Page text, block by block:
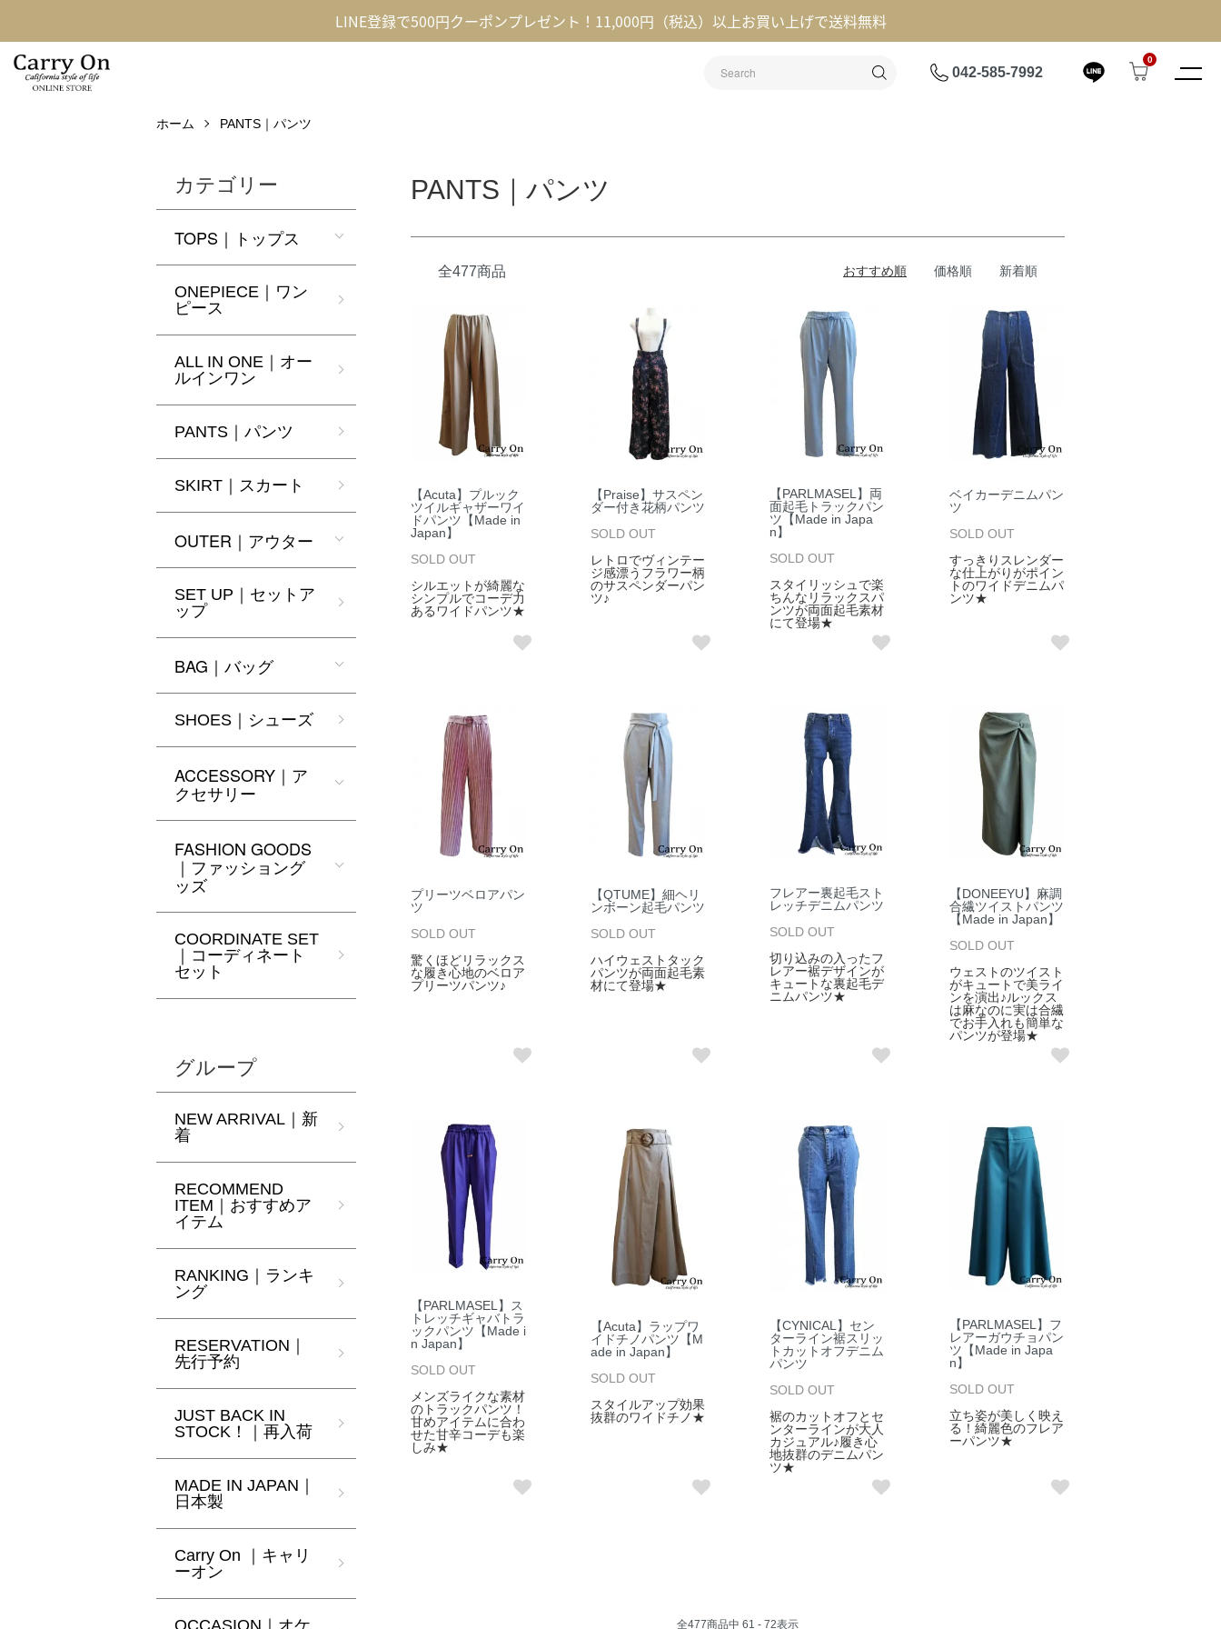
LINE登録で500円クーポンプレゼント！11,000円（税込）以上お買い上げで送料無料
042-585-7992
0
ホーム PANTS｜パンツ
PANTS｜パンツ
全477商品 おすすめ順 価格順 新着順
【Acuta】プルック
ツイルギャザーワイ
ドパンツ【Made in
Japan】
SOLD OUT
シルエットが綺麗な
シンプルでコーデ力
あるワイドパンツ★
【Praise】サスペン
ダー付き花柄パンツ
SOLD OUT
レトロでヴィンテー
ジ感漂うフラワー柄
のサスペンダーパン
ツ♪
【PARLMASEL】両
面起毛トラックパン
ツ【Made in Japa
n】
SOLD OUT
スタイリッシュで楽
ちんなリラックスパ
ンツが両面起毛素材
にて登場★
ベイカーデニムパン
ツ
SOLD OUT
すっきりスレンダー
な仕上がりがポイン
トのワイドデニムパ
ンツ★
プリーツベロアパン
ツ
SOLD OUT
驚くほどリラックス
な履き心地のベロア
プリーツパンツ♪
【QTUME】細ヘリ
ンボーン起毛パンツ
SOLD OUT
ハイウェストタック
パンツが両面起毛素
材にて登場★
フレアー裏起毛スト
レッチデニムパンツ
SOLD OUT
切り込みの入ったフ
レアー裾デザインが
キュートな裏起毛デ
ニムパンツ★
【DONEEYU】麻調
合繊ツイストパンツ
【Made in Japan】
SOLD OUT
ウェストのツイスト
がキュートで美ライ
ンを演出♪ルックス
は麻なのに実は合繊
でお手入れも簡単な
パンツが登場★
【PARLMASEL】ス
トレッチギャバトラ
ックパンツ【Made i
n Japan】
SOLD OUT
メンズライクな素材
のトラックパンツ！
甘めアイテムに合わ
せた甘辛コーデも楽
しみ★
【Acuta】ラップワ
イドチノパンツ【M
ade in Japan】
SOLD OUT
スタイルアップ効果
抜群のワイドチノ★
【CYNICAL】セン
ターライン裾スリッ
トカットオフデニム
パンツ
SOLD OUT
裾のカットオフとセ
ンターラインが大人
カジュアル♪履き心
地抜群のデニムパン
ツ★
【PARLMASEL】フ
レアーガウチョパン
ツ【Made in Japa
n】
SOLD OUT
立ち姿が美しく映え
る！綺麗色のフレア
ーパンツ★
全477商品中 61 - 72表示
カテゴリー
TOPS｜トップス
ONEPIECE｜ワン
ピース
ALL IN ONE｜オー
ルインワン
PANTS｜パンツ
SKIRT｜スカート
OUTER｜アウター
SET UP｜セットア
ップ
BAG｜バッグ
SHOES｜シューズ
ACCESSORY｜ア
クセサリー
FASHION GOODS
｜ファッショング
ッズ
COORDINATE SET
｜コーディネート
セット
グループ
NEW ARRIVAL｜新
着
RECOMMEND
ITEM｜おすすめア
イテム
RANKING｜ランキ
ング
RESERVATION｜
先行予約
JUST BACK IN
STOCK！｜再入荷
MADE IN JAPAN｜
日本製
Carry On ｜キャリ
ーオン
OCCASION｜オケ